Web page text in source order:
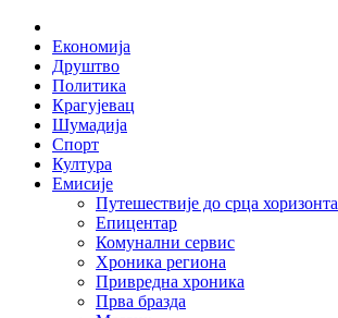
Skip
content
Економија
Друштво
Политика
Крагујевац
Шумадија
Спорт
Култура
Емисије
Путешествије до срца хоризонта
Епицентар
Комунални сервис
Хроника региона
Привредна хроника
Прва бразда